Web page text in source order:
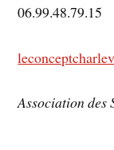
06.99.48.79.15
Association des